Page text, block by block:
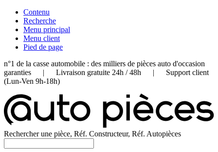
Contenu
Recherche
Menu principal
Menu client
Pied de page
n°1 de la casse automobile : des milliers de pièces auto d'occasion
garanties | Livraison gratuite 24h / 48h | Support client
(Lun-Ven 9h-18h)
Rechercher une pièce, Réf. Constructeur, Réf. Autopièces